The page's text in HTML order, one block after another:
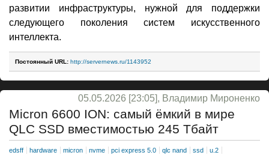
развитии инфраструктуры, нужной для поддержки
следующего поколения систем искусственного
интеллекта.
Постоянный URL: http://servernews.ru/1143952
05.05.2026 [23:05], Владимир Мироненко
Micron 6600 ION: самый ёмкий в мире
QLC SSD вместимостью 245 Тбайт
edsff hardware micron nvme pci express 5.0 qlc nand ssd u.2